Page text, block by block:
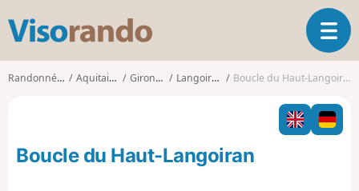
s
o
o
O
u
r
i
r
l
Randonnées Aquitaine Gironde Langoiran Boucle du Haut-Langoiran
Boucle du Haut-Langoiran